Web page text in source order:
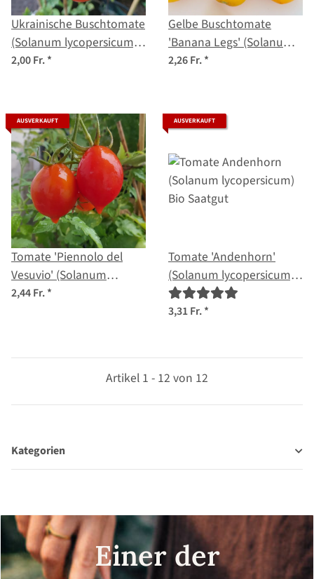
Ukrainische Buschtomate
(Solanum lycopersicum)
Samen
2,00 Fr.*
Gelbe Buschtomate
'Banana Legs' (Solanum
lycopersicum) Samen
2,26 Fr.*
AUSVERKAUFT
Tomate 'Piennolo del
Vesuvio' (Solanum
lycopersicum) Samen
2,44 Fr.*
AUSVERKAUFT
Tomate 'Andenhorn'
(Solanum lycopersicum)
Bio Saatgut
3,31 Fr.*
Artikel 1 - 12 von 12
Kategorien
Einer der